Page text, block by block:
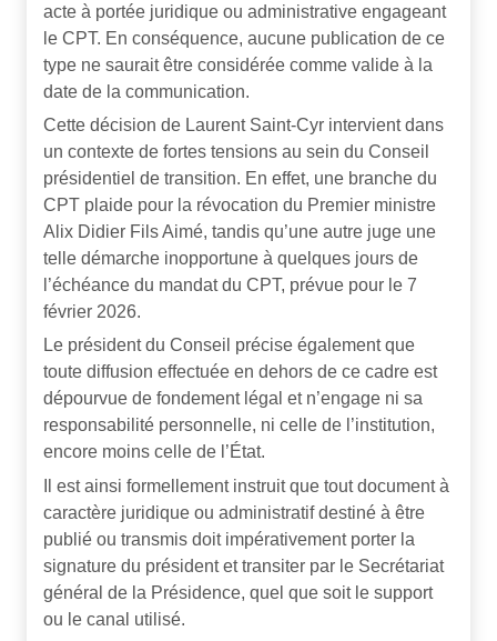
acte à portée juridique ou administrative engageant
le CPT. En conséquence, aucune publication de ce
type ne saurait être considérée comme valide à la
date de la communication.
Cette décision de Laurent Saint-Cyr intervient dans
un contexte de fortes tensions au sein du Conseil
présidentiel de transition. En effet, une branche du
CPT plaide pour la révocation du Premier ministre
Alix Didier Fils Aimé, tandis qu’une autre juge une
telle démarche inopportune à quelques jours de
l’échéance du mandat du CPT, prévue pour le 7
février 2026.
Le président du Conseil précise également que
toute diffusion effectuée en dehors de ce cadre est
dépourvue de fondement légal et n’engage ni sa
responsabilité personnelle, ni celle de l’institution,
encore moins celle de l’État.
Il est ainsi formellement instruit que tout document à
caractère juridique ou administratif destiné à être
publié ou transmis doit impérativement porter la
signature du président et transiter par le Secrétariat
général de la Présidence, quel que soit le support
ou le canal utilisé.